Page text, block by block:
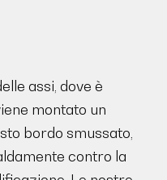
assi, dove è
montato un
bordo smussato,
contro la